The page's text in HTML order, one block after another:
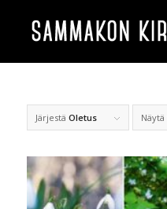
Järjestä Oletus Näytä